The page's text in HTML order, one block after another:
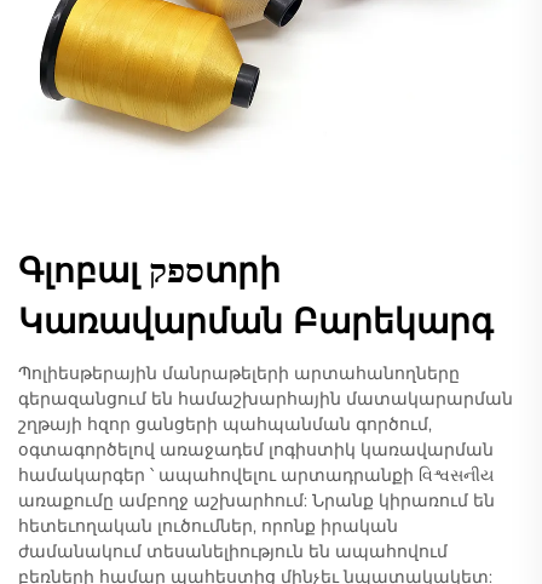
Գլոբալ ספקտրի
Կառավարման Բարեկարգ
Պոլիեսթերային մանրաթելերի արտահանողները
գերազանցում են համաշխարհային մատակարարման
շղթայի հզոր ցանցերի պահպանման գործում,
օգտագործելով առաջադեմ լոգիստիկ կառավարման
համակարգեր ՝ ապահովելու արտադրանքի વિશ્વસનીય
առաքումը ամբողջ աշխարհում: Նրանք կիրառում են
հետեւողական լուծումներ, որոնք իրական
ժամանակում տեսանելիություն են ապահովում
բեռների համար պահեստից մինչեւ նպատակակետ: